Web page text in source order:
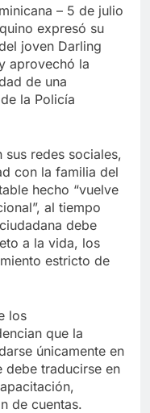
– 5 de julio
expresó su
joven Darling
aprovechó la
de una
la Policía
redes sociales,
con la familia del
hecho “vuelve
al tiempo
debe
a la vida, los
estricto de
los
que la
únicamente en
debe traducirse en
de cuentas.